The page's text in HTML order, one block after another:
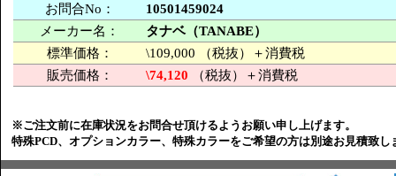
お問合No：
10501459024
メーカー名：
タナベ（TANABE）
標準価格：
\109,000 （税抜）＋消費税
販売価格：
\74,120 （税抜）＋消費税
※ご注文前に在庫状況をお問合せ頂けるようお願い申し上げます。
特殊PCD、オプションカラー、特殊カラーをご希望の方は別途お見積致し